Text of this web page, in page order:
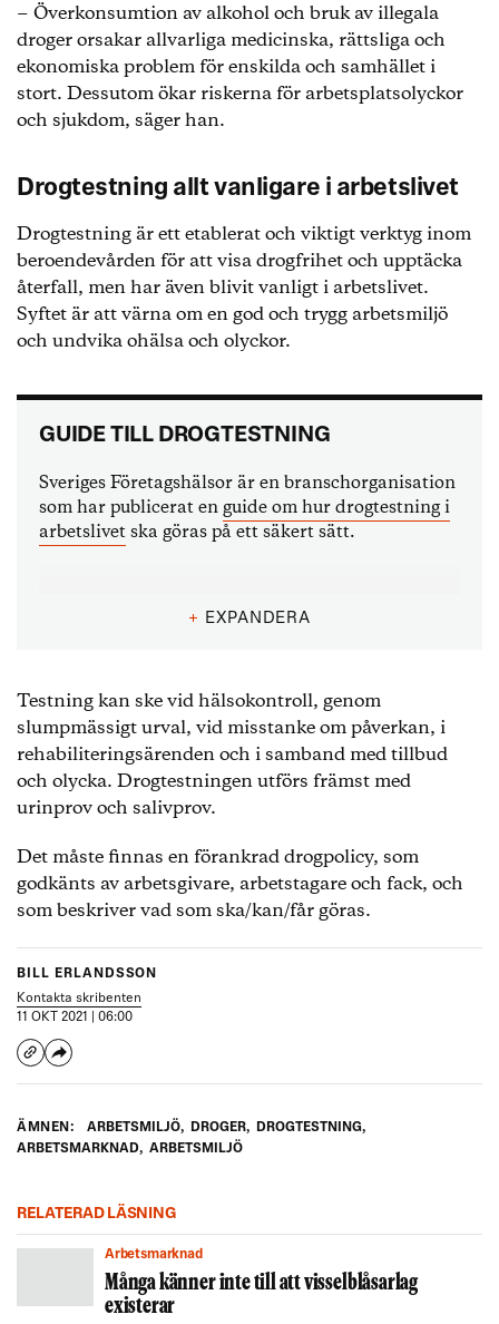
− Överkonsumtion av alkohol och bruk av illegala
droger orsakar allvarliga medicinska, rättsliga och
ekonomiska problem för enskilda och samhället i
stort. Dessutom ökar riskerna för arbetsplatsolyckor
och sjukdom, säger han.
Drogtestning allt vanligare i arbetslivet
Drogtestning är ett etablerat och viktigt verktyg inom
beroendevården för att visa drogfrihet och upptäcka
återfall, men har även blivit vanligt i arbetslivet.
Syftet är att värna om en god och trygg arbetsmiljö
och undvika ohälsa och olyckor.
GUIDE TILL DROGTESTNING
Sveriges Företagshälsor är en branschorganisation
som har publicerat enguide om hur drogtestning i
arbetslivetska göras på ett säkert sätt.
+ EXPANDERA
Testning kan ske vid hälsokontroll, genom
slumpmässigt urval, vid misstanke om påverkan, i
rehabiliteringsärenden och i samband med tillbud
och olycka. Drogtestningen utförs främst med
urinprov och salivprov.
Det måste finnas en förankrad drogpolicy, som
godkänts av arbetsgivare, arbetstagare och fack, och
som beskriver vad som ska/kan/får göras.
BILL ERLANDSSON
Kontakta skribenten
11 OKT 2021 | 06:00
ÄMNEN: ARBETSMILJÖ, DROGER, DROGTESTNING,
ARBETSMARKNAD, ARBETSMILJÖ
RELATERAD LÄSNING
Arbetsmarknad
Många känner inte till att visselblåsarlag
existerar